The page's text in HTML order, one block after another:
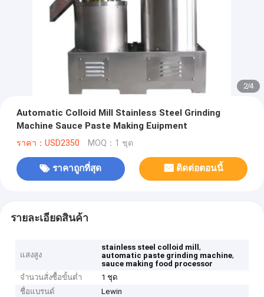
2/4
Automatic Colloid Mill Stainless Steel Grinding
Machine Sauce Paste Making Euipment
ราคา：USD2350 MOQ：1 ชุด
ราคาถูกที่สุด ติดต่อตอนนี้
รายละเอียดสินค้า
แสงสูง
stainless steel colloid mill,
automatic paste grinding machine,
sauce making food processor
จำนวนสั่งซื้อขั้นต่ำ
1 ชุด
ชื่อแบรนด์
Lewin